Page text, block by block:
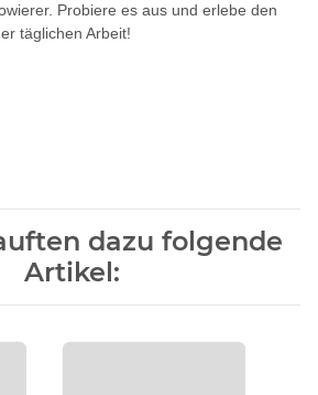
Probiere es aus und erlebe den
täglichen Arbeit!
dazu folgende
Artikel: